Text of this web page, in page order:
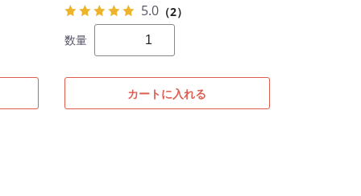
5.0（2）
数量
カートに入れる